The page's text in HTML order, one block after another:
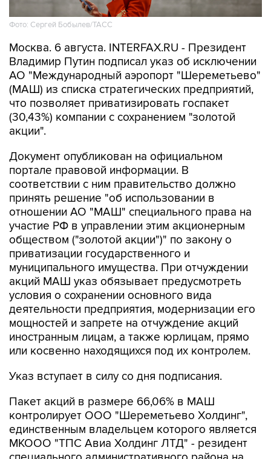
Фото: Сергей Бобылев/ТАСС
Москва. 6 августа. INTERFAX.RU - Президент
Владимир Путин подписал указ об исключении
АО "Международный аэропорт "Шереметьево"
(МАШ) из списка стратегических предприятий,
что позволяет приватизировать госпакет
(30,43%) компании с сохранением "золотой
акции".
Документ опубликован на официальном
портале правовой информации. В
соответствии с ним правительство должно
принять решение "об использовании в
отношении АО "МАШ" специального права на
участие РФ в управлении этим акционерным
обществом ("золотой акции")" по закону о
приватизации государственного и
муниципального имущества. При отчуждении
акций МАШ указ обязывает предусмотреть
условия о сохранении основного вида
деятельности предприятия, модернизации его
мощностей и запрете на отчуждение акций
иностранным лицам, а также юрлицам, прямо
или косвенно находящихся под их контролем.
Указ вступает в силу со дня подписания.
Пакет акций в размере 66,06% в МАШ
контролирует ООО "Шереметьево Холдинг",
единственным владельцем которого является
МКООО "ТПС Авиа Холдинг ЛТД" - резидент